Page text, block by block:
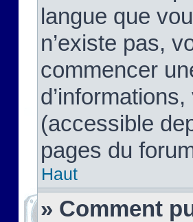
langue que
n’existe pas,
commencer
(accessible
pages du
Haut
» Comment